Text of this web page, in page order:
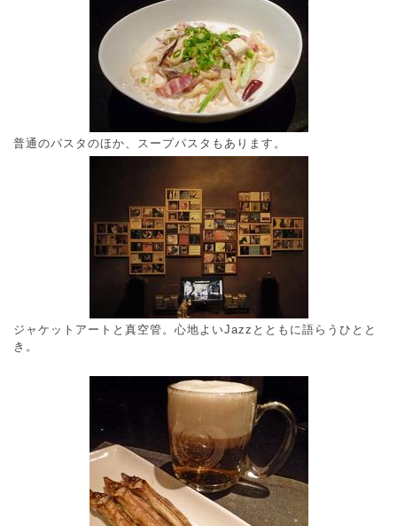
普通のパスタのほか、スープパスタもあります。
ジャケットアートと真空管。心地よいJazzとともに語らうひとと
き。